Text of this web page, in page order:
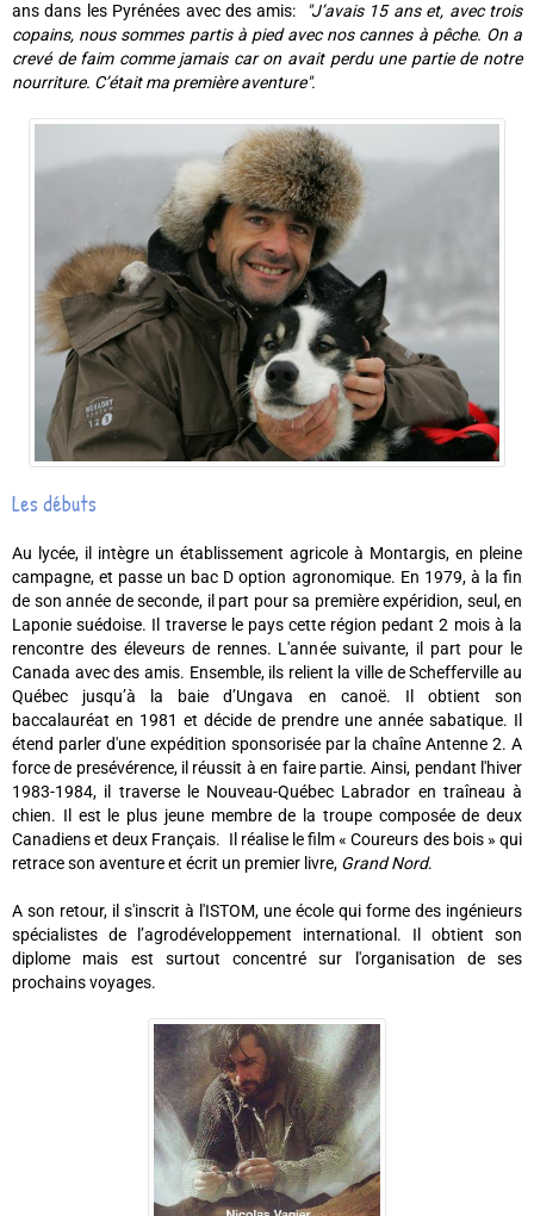
ans dans les Pyrénées avec des amis:
"J’avais 15 ans et, avec trois
copains, nous sommes partis à pied avec nos cannes à pêche. On a
crevé de faim comme jamais car on avait perdu une partie de notre
nourriture. C’était ma première aventure".
Les débuts
Au lycée, il intègre un établissement agricole à Montargis, en pleine
campagne, et passe un bac D option agronomique. En 1979, à la fin
de son année de seconde, il part pour sa première expéridion, seul, en
Laponie suédoise. Il traverse le pays cette région pedant 2 mois à la
rencontre des éleveurs de rennes. L'année suivante, il part pour le
Canada avec des amis. Ensemble, ils relient la ville de Schefferville au
Québec jusqu’à la baie d’Ungava en canoë. Il obtient son
baccalauréat en 1981 et décide de prendre une année sabatique. Il
étend parler d'une expédition sponsorisée par la chaîne Antenne 2. A
force de presévérence, il réussit à en faire partie. Ainsi, pendant l'hiver
1983-1984, il traverse le Nouveau-Québec Labrador en traîneau à
chien. Il est le plus jeune membre de la troupe composée de deux
Canadiens et deux Français. Il réalise le film « Coureurs des bois » qui
retrace son aventure et écrit un premier livre, Grand Nord.
A son retour, il s'inscrit à l'ISTOM, une école qui forme des ingénieurs
spécialistes de l’agrodéveloppement international. Il obtient son
diplome mais est surtout concentré sur l'organisation de ses
prochains voyages.